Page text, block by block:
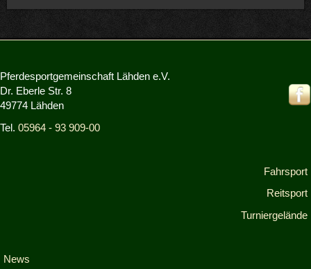
Pferdesportgemeinschaft Lähden e.V.
Dr. Eberle Str. 8
49774 Lähden
Tel. 05964 - 93 909-00
Fahrsport
Reitsport
Turniergelände
News